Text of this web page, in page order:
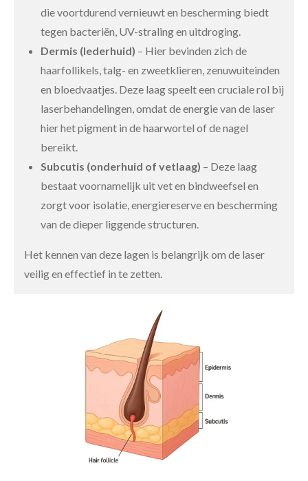
die voortdurend vernieuwt en bescherming biedt
tegen bacteriën, UV-straling en uitdroging.
Dermis (lederhuid) – Hier bevinden zich de
haarfollikels, talg- en zweetklieren, zenuwuiteinden
en bloedvaatjes. Deze laag speelt een cruciale rol bij
laserbehandelingen, omdat de energie van de laser
hier het pigment in de haarwortel of de nagel
bereikt.
Subcutis (onderhuid of vetlaag) – Deze laag
bestaat voornamelijk uit vet en bindweefsel en
zorgt voor isolatie, energiereserve en bescherming
van de dieper liggende structuren.
Het kennen van deze lagen is belangrijk om de laser
veilig en effectief in te zetten.